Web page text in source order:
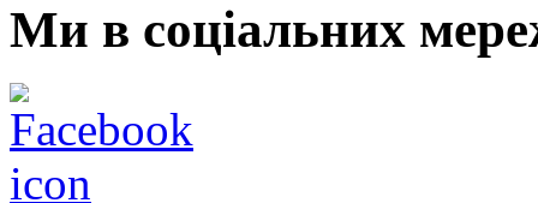
Ми в соціальних